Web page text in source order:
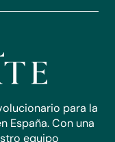
para la
España. Con una
equipo